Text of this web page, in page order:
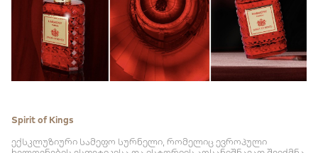
Spirit of Kings
ექსკლუზიური სამეფო სურნელი, რომელიც ევროპული